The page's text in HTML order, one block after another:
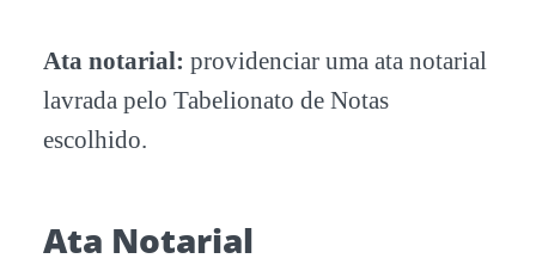
Ata notarial: providenciar uma ata notarial
lavrada pelo Tabelionato de Notas
escolhido.
Ata Notarial